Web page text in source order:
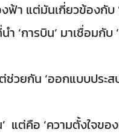
า แต่มันเกี่ยวข้องกับ
ำ ‘การบิน’ มาเชื่อม
ยกัน ‘ออกแบบประ
แต่คือ ‘ความตั้งใจข